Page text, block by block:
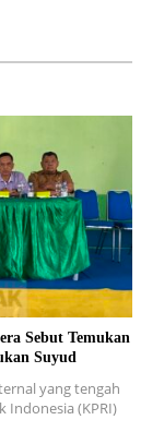
Sebut Temukan
Suyud
yang tengah
Indonesia (KPRI)